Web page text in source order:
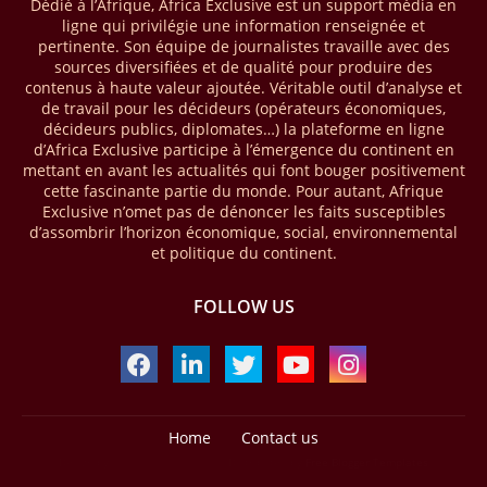
« The State of the Industry Report on Mobile Money 2026 » précise
que le continent a capté environ 66 % de la valeur des transactions de
mobile money réalisées à l’échelle mondiale, qui s’est établie à 2091
milliards USD (+23 % par rapport à 2024). L’Afrique a également
enregistré environ 74 % du nombre de transactions de Mobile money
répertoriées l’an passé dans le monde, avec environ 92 milliards de
transactions (+16 % par rapport à 2024) sur un total de 125 milliards
dans le monde.
28/03/26 AFRIQUE - ECONOMIE CREATIVE
Une rapport publié dernièrement par le Boston Consulting Group, et
intitulé « Africa Unleashed: Empowering Women in Creative Industries
à la fois dynamique et structurellement négligé. Ce secteur,
les contenus numériques, représente aujourd'hui environ 59 milliards
USD. Le document, signé par Lisa Ivers et Zineb Sqalli, note qu'il
représente moins de 3 % d'un marché mondial évalué à près de 2000
BCG, une opportunité. Si l'Afrique parvenait à doubler sa part dans le
Dédié à l’Afrique, Africa Exclusive est un support média en
ligne qui privilégie une information renseignée et
pertinente. Son équipe de journalistes travaille avec des
sources diversifiées et de qualité pour produire des
contenus à haute valeur ajoutée. Véritable outil d’analyse et
de travail pour les décideurs (opérateurs économiques,
décideurs publics, diplomates…) la plateforme en ligne
d’Africa Exclusive participe à l’émergence du continent en
mettant en avant les actualités qui font bouger positivement
cette fascinante partie du monde. Pour autant, Afrique
Exclusive n’omet pas de dénoncer les faits susceptibles
d’assombrir l’horizon économique, social, environnemental
et politique du continent.
FOLLOW US
Home Contact us